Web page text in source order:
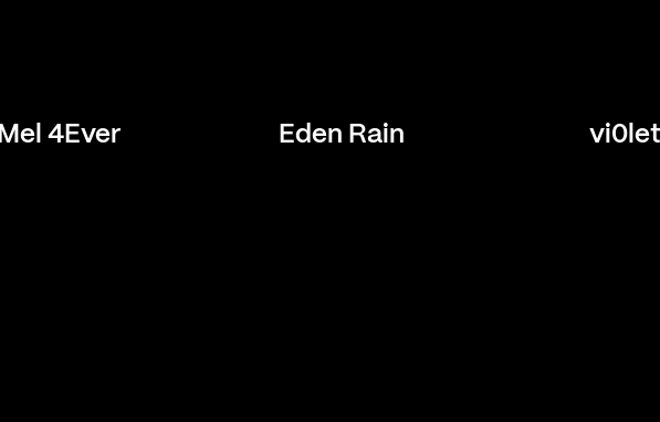
Mel 4Ever Eden Rain vi0let